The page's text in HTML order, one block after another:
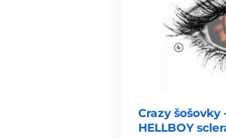
Crazy
HELLBOY